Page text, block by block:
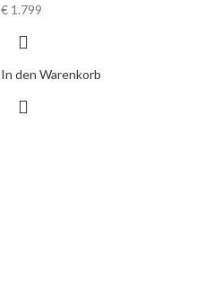
€ 1.799
In den Warenkorb